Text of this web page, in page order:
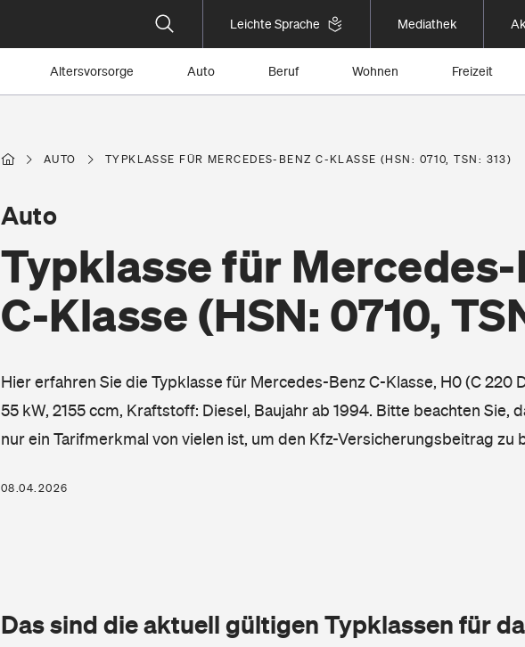
Leichte Sprache Mediathek
Altersvorsorge Auto Beruf Wohnen Freizeit
AUTO TYPKLASSE FÜR MERCEDES-BENZ C-KLASSE (HSN: 0710, TSN: 313)
Typklasse für Mercedes-
C-Klasse (HSN: 0710,
Auto
Hier erfahren Sie die Typklasse für Mercedes-Benz C-Klasse, H0 (C 220
55 kW, 2155 ccm, Kraftstoff: Diesel, Baujahr ab 1994. Bitte beachten Sie,
nur ein Tarifmerkmal von vielen ist, um den Kfz-Versicherungsbeitrag zu
08.04.2026
Das sind die aktuell gültigen Typklassen für